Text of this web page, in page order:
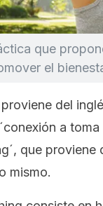
que
el
proviene del
a
, que proviene
mismo.